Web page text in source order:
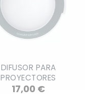
DIFUSOR PARA
PROYECTORES
17,00 €Precio